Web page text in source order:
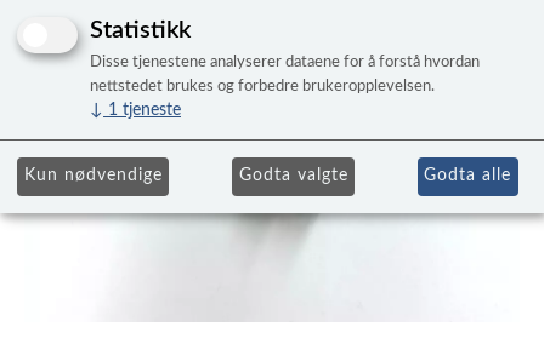
Statistikk
Disse tjenestene analyserer dataene for å forstå hvordan
nettstedet brukes og forbedre brukeropplevelsen.
↓ 1 tjeneste
Kun nødvendige Godta valgte Godta alle